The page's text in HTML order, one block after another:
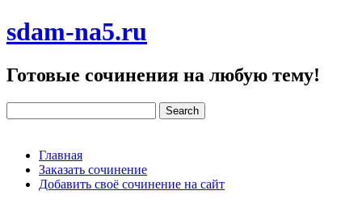
sdam-na5.ru
Готовые сочинения на любую тему!
Главная
Заказать сочинение
Добавить своё сочинение на сайт